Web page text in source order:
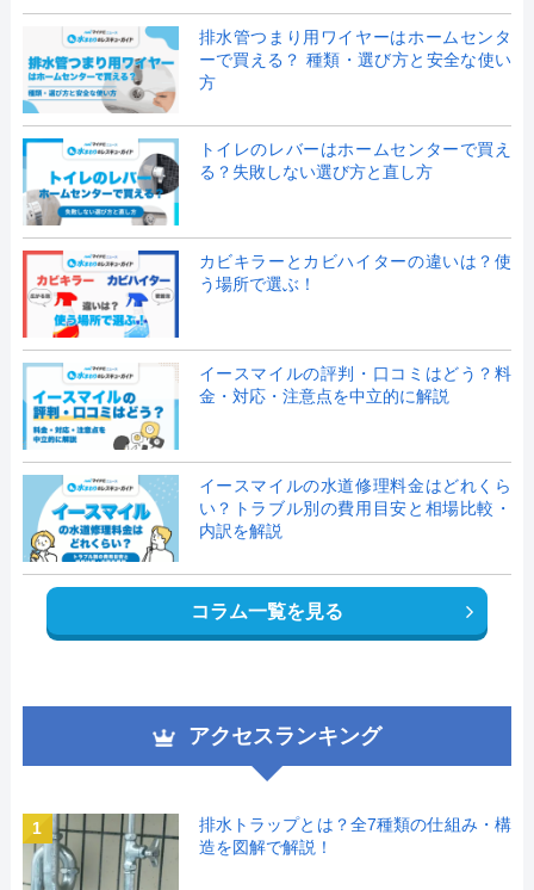
排水管つまり用ワイヤーはホームセンタ
ーで買える？ 種類・選び方と安全な使い
方
トイレのレバーはホームセンターで買え
る？失敗しない選び方と直し方
カビキラーとカビハイターの違いは？使
う場所で選ぶ！
イースマイルの評判・口コミはどう？料
金・対応・注意点を中立的に解説
イースマイルの水道修理料金はどれくら
い？トラブル別の費用目安と相場比較・
内訳を解説
コラム一覧を見る
アクセスランキング
1
排水トラップとは？全7種類の仕組み・構
造を図解で解説！